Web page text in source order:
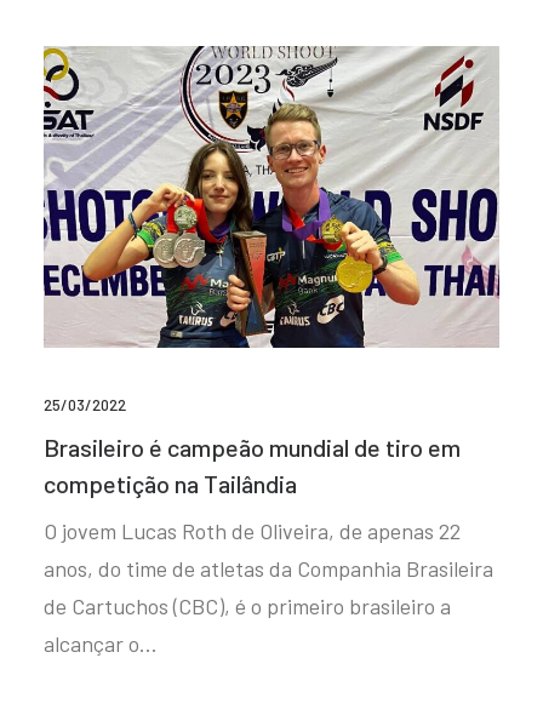
25/03/2022
Brasileiro é campeão mundial de tiro em
competição na Tailândia
O jovem Lucas Roth de Oliveira, de apenas 22
anos, do time de atletas da Companhia Brasileira
de Cartuchos (CBC), é o primeiro brasileiro a
alcançar o…